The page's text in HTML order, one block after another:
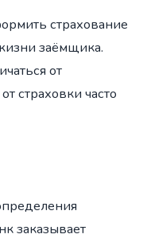
страхование
заёмщика.
от
страховки часто
заказывает